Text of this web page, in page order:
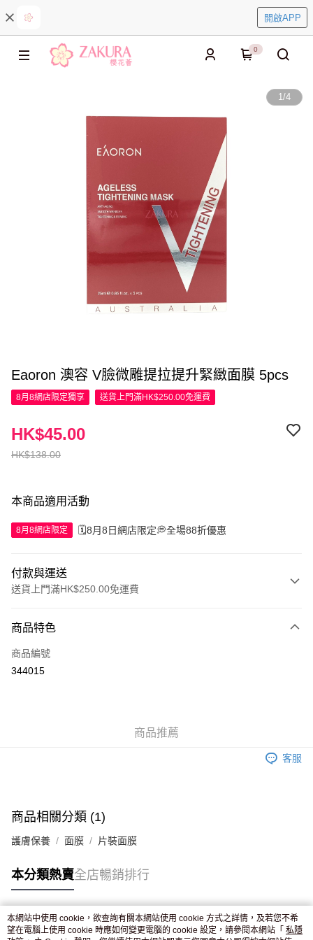
開啟APP
0
1/4
Eaoron 澳容 V臉微雕提拉提升緊緻面膜 5pcs
8月8網店限定獨享 送貨上門滿HK$250.00免運費
HK$138.00
HK$45.00
本商品適用活動
8月8網店限定 🗓️8月8日網店限定💭全場88折優惠
付款與運送
送貨上門滿HK$250.00免運費
信用卡
Apple Pay
付款後門市自取，訂單確認後2-4個工作天到店，7天內取。逾期後
商品特色
商品編號
344015
商品推薦
客服
商品相關分類 (1)
護膚保養 面膜 片裝面膜
本分類熱賣全店暢銷排行
熱門標籤
本網站中使用 cookie，欲查詢有關本網站使用 cookie 方式之詳情，及若您不希
望在電腦上使用 cookie 時應如何變更電腦的 cookie 設定，請參閱本網站「 私隱